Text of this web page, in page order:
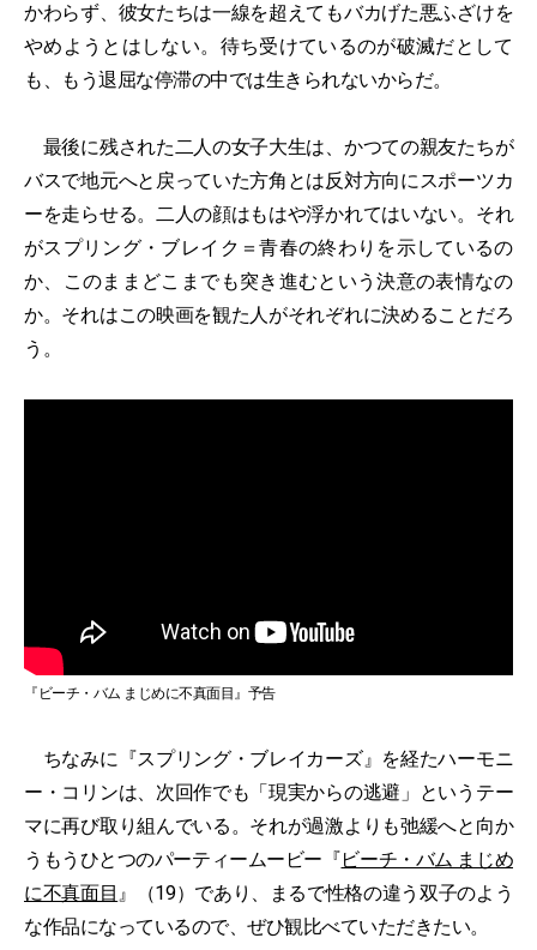
かわらず、彼女たちは一線を超えてもバカげた悪ふざけを
やめようとはしない。待ち受けているのが破滅だとして
も、もう退屈な停滞の中では生きられないからだ。
最後に残された二人の女子大生は、かつての親友たちが
バスで地元へと戻っていた方角とは反対方向にスポーツカ
ーを走らせる。二人の顔はもはや浮かれてはいない。それ
がスプリング・ブレイク＝青春の終わりを示しているの
か、このままどこまでも突き進むという決意の表情なの
か。それはこの映画を観た人がそれぞれに決めることだろ
う。
『ビーチ・バム まじめに不真面目』予告
ちなみに『スプリング・ブレイカーズ』を経たハーモニ
ー・コリンは、次回作でも「現実からの逃避」というテー
マに再び取り組んでいる。それが過激よりも弛緩へと向か
うもうひとつのパーティームービー『ビーチ・バム まじめ
に不真面目 』（19）であり、まるで性格の違う双子のよう
な作品になっているので、ぜひ観比べていただきたい。